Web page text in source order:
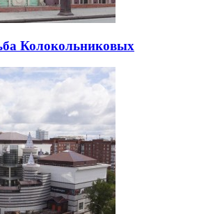
Колокольниковых